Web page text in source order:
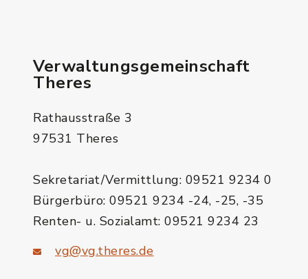
Verwaltungsgemeinschaft
Theres
Rathausstraße 3
97531 Theres
Sekretariat/Vermittlung: 09521 9234 0
Bürgerbüro: 09521 9234 -24, -25, -35
Renten- u. Sozialamt: 09521 9234 23
vg@vg.theres.de